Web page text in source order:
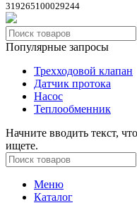
319265100029244
Популярные запросы
Трехходовой клапан
Датчик протока
Насос
Теплообменник
Начните вводить текст,
ищете.
Меню
Каталог